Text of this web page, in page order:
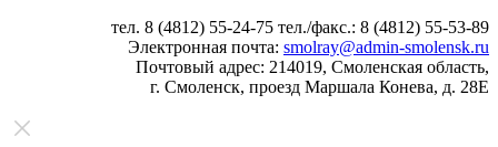
тел. 8 (4812) 55-24-75 тел./факс.: 8 (4812) 55-53-89
Электронная почта: smolray@admin-smolensk.ru
Почтовый адрес: 214019, Смоленская область,
г. Смоленск, проезд Маршала Конева, д. 28Е